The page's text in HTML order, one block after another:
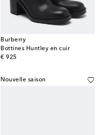
Burberry
Bottines Huntley en cuir
€ 925
original price
Nouvelle saison